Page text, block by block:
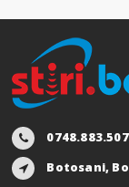
0748.883.507
Botosani,